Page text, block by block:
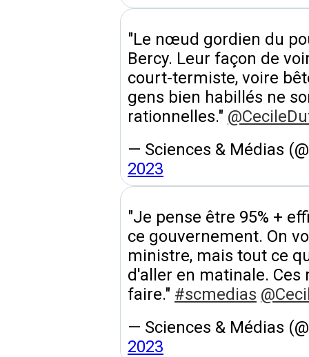
"Le nœud gordien du
Bercy. Leur façon de
court-termiste, voire
gens bien habillés ne
rationnelles."
— Sciences & Médias
2023
"Je pense être 95% +
ce gouvernement. On
ministre, mais tout ce
d'aller en matinale.
faire." #scmedias
— Sciences & Médias
2023